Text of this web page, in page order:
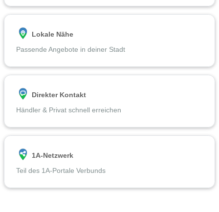
Lokale Nähe
Passende Angebote in deiner Stadt
Direkter Kontakt
Händler & Privat schnell erreichen
1A-Netzwerk
Teil des 1A-Portale Verbunds